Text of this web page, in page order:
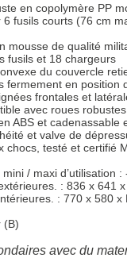
en copolymère PP
6 fusils courts (76 cm
mousse de qualité
fusils et 18 chargeurs
du couvercle
fermement en position
frontales et
avec roues
ABS et cadenassable
et valve de
chocs, testé et certifié
/ maxi d’utilisation :
: 836 x 641
: 770 x 580 x
(B)
avec du